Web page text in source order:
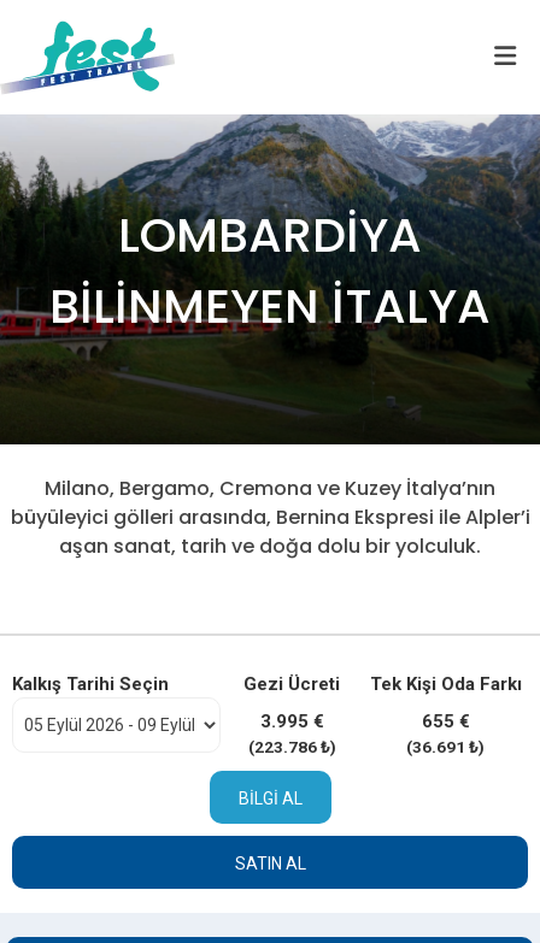
LOMBARDİYA
BİLİNMEYEN İTALYA
Milano, Bergamo, Cremona ve Kuzey İtalya’nın
büyüleyici gölleri arasında, Bernina Ekspresi ile Alpler’i
aşan sanat, tarih ve doğa dolu bir yolculuk.
Kalkış Tarihi Seçin
Gezi Ücreti
3.995 €
(223.786 ₺)
Tek Kişi Oda Farkı
655 €
(36.691 ₺)
BILGI AL
SATIN AL